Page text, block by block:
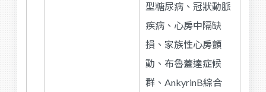
型糖尿病、冠狀動脈
疾病、心房中隔缺
損、家族性心房顫
動、布魯蓋達症候
群、AnkyrinB綜合